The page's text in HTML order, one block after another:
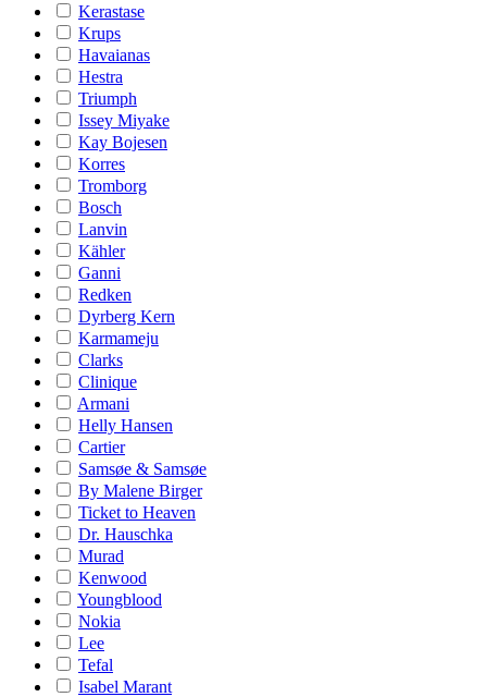
Kerastase
Krups
Havaianas
Hestra
Triumph
Issey Miyake
Kay Bojesen
Korres
Tromborg
Bosch
Lanvin
Kähler
Ganni
Redken
Dyrberg Kern
Karmameju
Clarks
Clinique
Armani
Helly Hansen
Cartier
Samsøe & Samsøe
By Malene Birger
Ticket to Heaven
Dr. Hauschka
Murad
Kenwood
Youngblood
Nokia
Lee
Tefal
Isabel Marant